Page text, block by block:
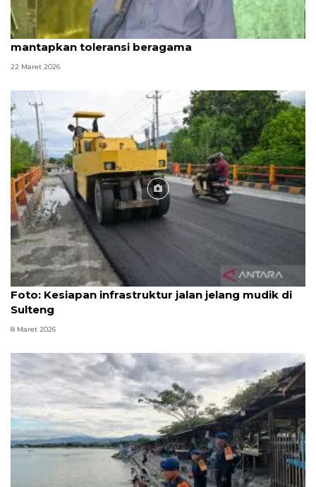
Pemikir Islam: Idul Fitri momen asah dan
mantapkan toleransi beragama
22 Maret 2026
Foto
Foto: Kesiapan infrastruktur jalan jelang mudik di
Sulteng
8 Maret 2026